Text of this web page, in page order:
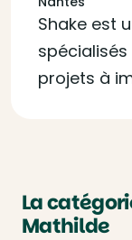
Shake est
projets à
La
Mathilde